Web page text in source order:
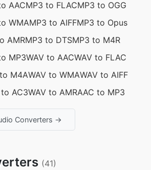
AACMP3 to FLACMP3 to OGG
WMAMP3 to AIFFMP3 to Opus
AMRMP3 to DTSMP3 to M4R
MP3WAV to AACWAV to FLAC
M4AWAV to WMAWAV to AIFF
AC3WAV to AMRAAC to MP3
Converters →
(41)